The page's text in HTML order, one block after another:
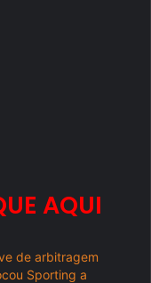
AQUI
de arbitragem
Sporting a